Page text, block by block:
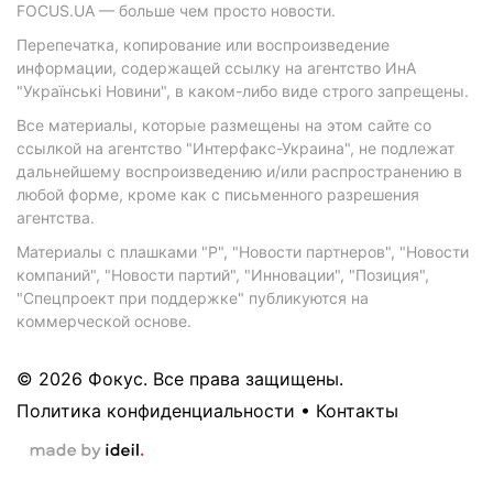
FOCUS.UA — больше чем просто новости.
Перепечатка, копирование или воспроизведение
информации, содержащей ссылку на агентство ИнА
"Українські Новини", в каком-либо виде строго запрещены.
Все материалы, которые размещены на этом сайте со
ссылкой на агентство "Интерфакс-Украина", не подлежат
дальнейшему воспроизведению и/или распространению в
любой форме, кроме как с письменного разрешения
агентства.
Материалы с плашками "Р", "Новости партнеров", "Новости
компаний", "Новости партий", "Инновации", "Позиция",
"Спецпроект при поддержке" публикуются на
коммерческой основе.
© 2026 Фокус. Все права защищены.
Политика конфиденциальности • Контакты